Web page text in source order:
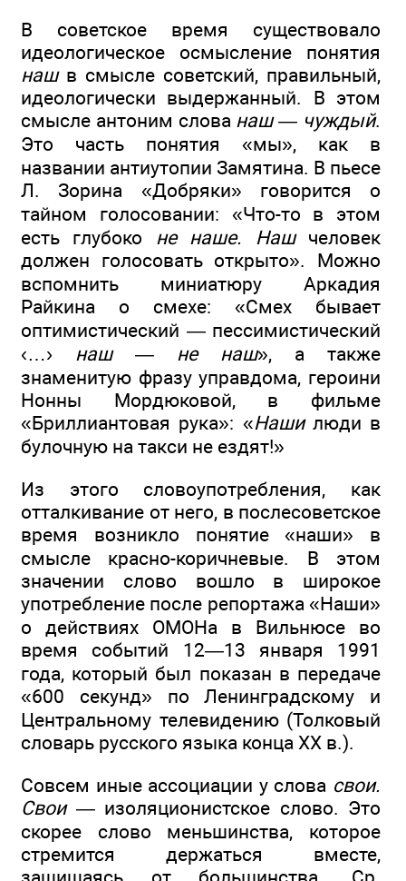
В советское время существовало
идеологическое осмысление понятия
нашв смысле советский, правильный,
идеологически выдержанный. В этом
смысле антоним слова наш — чуждый.
Это часть понятия «мы», как в
названии антиутопии Замятина. В пьесе
Л. Зорина «Добряки» говорится о
тайном голосовании: «Что-то в этом
есть глубоко не наше. Нашчеловек
должен голосовать открыто». Можно
вспомнить миниатюру Аркадия
Райкина о смехе: «Смех бывает
оптимистический — пессимистический
‹…› наш — не наш», а также
знаменитую фразу управдома, героини
Нонны Мордюковой, в фильме
«Бриллиантовая рука»: «Нашилюди в
булочную на такси не ездят!»
Из этого словоупотребления, как
отталкивание от него, в послесоветское
время возникло понятие «наши» в
смысле красно-коричневые. В этом
значении слово вошло в широкое
употребление после репортажа «Наши»
о действиях ОМОНа в Вильнюсе во
время событий 12—13 января 1991
года, который был показан в передаче
«600 секунд» по Ленинградскому и
Центральному телевидению (Толковый
словарь русского языка конца XX в.).
Совсем иные ассоциации у слова свои.
Свои — изоляционистское слово. Это
скорее слово меньшинства, которое
стремится держаться вместе,